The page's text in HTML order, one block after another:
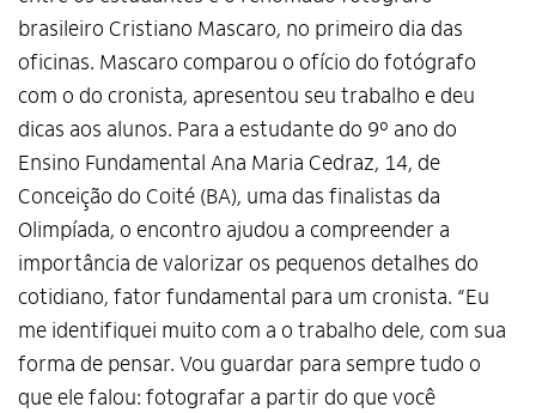
brasileiro Cristiano Mascaro, no primeiro dia das
oficinas. Mascaro comparou o ofício do fotógrafo
com o do cronista, apresentou seu trabalho e deu
dicas aos alunos. Para a estudante do 9º ano do
Ensino Fundamental Ana Maria Cedraz, 14, de
Conceição do Coité (BA), uma das finalistas da
Olimpíada, o encontro ajudou a compreender a
importância de valorizar os pequenos detalhes do
cotidiano, fator fundamental para um cronista. “Eu
me identifiquei muito com a o trabalho dele, com sua
forma de pensar. Vou guardar para sempre tudo o
que ele falou: fotografar a partir do que você